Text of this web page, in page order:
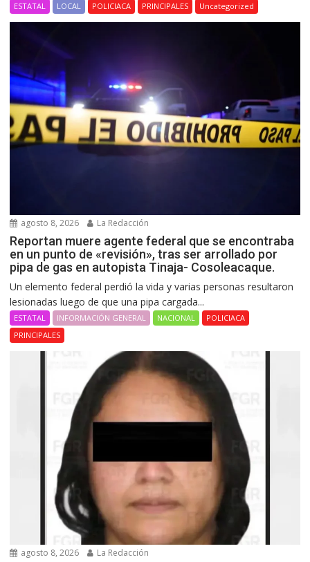
ESTATAL LOCAL POLICIACA PRINCIPALES Uncategorized
agosto 8, 2026 La Redacción
Reportan muere agente federal que se encontraba
en un punto de «revisión», tras ser arrollado por
pipa de gas en autopista Tinaja- Cosoleacaque.
Un elemento federal perdió la vida y varias personas resultaron
lesionadas luego de que una pipa cargada...
ESTATAL INFORMACIÓN GENERAL NACIONAL
POLICIACA
PRINCIPALES
agosto 8, 2026 La Redacción